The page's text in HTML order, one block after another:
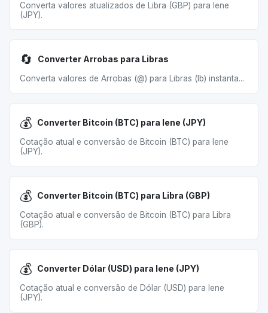
Converta valores atualizados de Libra (GBP) para Iene
(JPY).
🔄 Converter Arrobas para Libras
Converta valores de Arrobas (@) para Libras (lb) instanta...
💰 Converter Bitcoin (BTC) para Iene (JPY)
Cotação atual e conversão de Bitcoin (BTC) para Iene
(JPY).
💰 Converter Bitcoin (BTC) para Libra (GBP)
Cotação atual e conversão de Bitcoin (BTC) para Libra
(GBP).
💰 Converter Dólar (USD) para Iene (JPY)
Cotação atual e conversão de Dólar (USD) para Iene
(JPY).